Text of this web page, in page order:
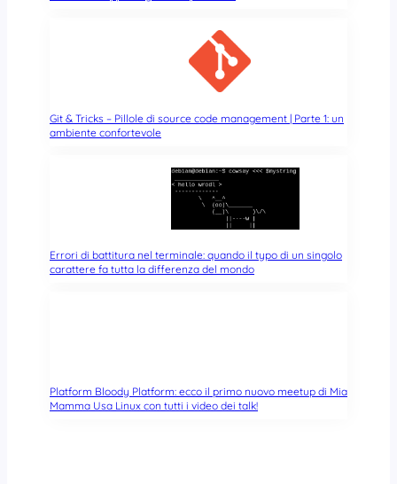
Git & Tricks – Pillole di source code management | Parte 1: un
ambiente confortevole
Errori di battitura nel terminale: quando il typo di un singolo
carattere fa tutta la differenza del mondo
Platform Bloody Platform: ecco il primo nuovo meetup di Mia
Mamma Usa Linux con tutti i video dei talk!